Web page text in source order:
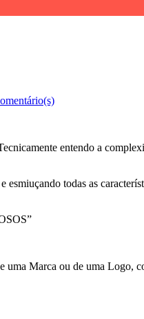
entendo a
todas as
Marca ou de uma Logo,